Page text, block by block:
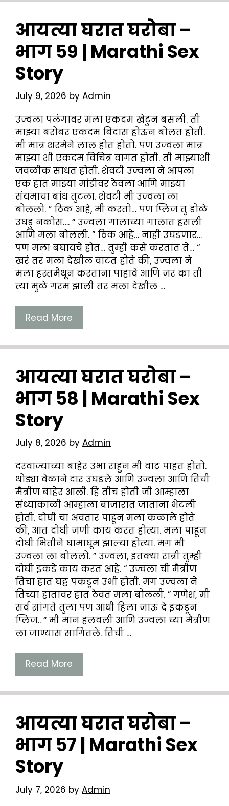
आयत्या घरात घरोबा –
भाग ५९ | Marathi Sex
Story
July 9, 2026 by Admin
उज्वला पलंगावर मला एकदम खेटुन बसली. ती
माझ्या बरोबर एकदम बिंदास होऊन बोलत होती.
मी मात्र शरमेने लाल होत होतो. पण उज्वला मात्र
माझ्या शी एकदम विचित्र वागत होती. ती माझ्याशी
जवळीक साधत होती. शेवटी उज्वला ने आपला
एक हात माझ्या मांडीवर ठेवला आणि माझ्या
संयमाचा बांध तुटला. शेवटी मी उज्वला ला
बोललो. ” ठिक आहे, मी करतो… पण प्लिज तु डोळे
उघडु नकोस…. “ उज्वला गालाच्या गालात हसली
आणि मला बोलली. ” ठिक आहे… नाही उघडणार…
पण मला बघायचे होत… तुम्ही कसे करतात ते… “
खरं तर मला देखील वाटत होते की, उज्वला ने
मला हस्तमैथून करताना पाहावे आणि जर का ती
त्या मुळे गरम झाली तर मला देखील …
Read More
आयत्या घरात घरोबा –
भाग ५८ | Marathi Sex
Story
July 8, 2026 by Admin
दरवाज्याच्या बाहेर उभा राहुन मी वाट पाहत होतो.
थोड्या वेळाने दार उघडले आणि उज्वला आणि तिची
मैत्रीण बाहेर आली. हि तीच होती जी आम्हाला
संध्याकाळी आम्हाला बाजारात जाताना भेटली
होती. दोघी चा अवतार पाहून मला कळाले होते
की, आत दोघी जणी काय करत होत्या. मला पाहून
दोघी भितीने घामाघूम झाल्या होत्या. मग मी
उज्वला ला बोललो. ” उज्वला, इतक्या रात्री तुम्ही
दोघी इकडे काय करत आहे. “ उज्वला ची मैत्रीण
तिचा हात घट्ट पकडून उभी होती. मग उज्वला ने
तिच्या हातावर हात ठेवत मला बोलली. ” गणेश, मी
सर्व सांगते तुला पण आधी हिला जाऊ दे इकडून
प्लिज.. “ मी मान हलवली आणि उज्वला च्या मैत्रीण
ला जाण्यास सांगितले. तिची …
Read More
आयत्या घरात घरोबा –
भाग ५७ | Marathi Sex
Story
July 7, 2026 by Admin